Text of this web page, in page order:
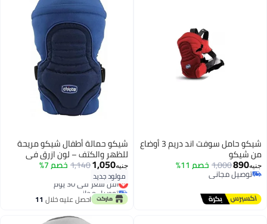
شيكو حامل سوفت اند دريم 3 أوضاع
من شيكو
جنيه890
1,000خصم 11%
توصيل مجاني
توصيل مجاني
شيكو حمالة أطفال شيكو مريحة
للظهر والكتف – لون ازرق في
كحلي
جنيه1,050
1,140خصم 7%
مولود جديد
أقل سعر في 30 يوم
توصيل مجاني
أقل سعر في 30 يوماحصل عليه خلال 11